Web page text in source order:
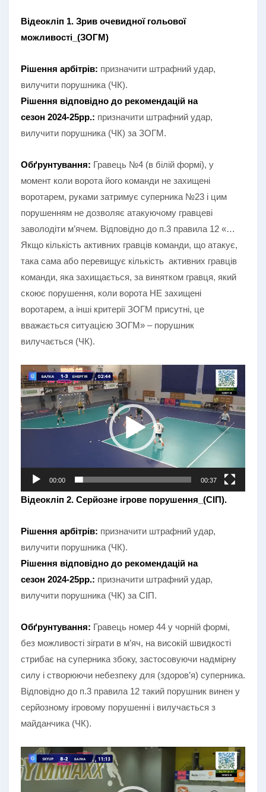
Відеокліп 1. Зрив очевидної гольової
можливості_(ЗОГМ)
Рішення арбітрів: призначити штрафний удар,
вилучити порушника (ЧК).
Рішення відповідно до рекомендацій на
сезон 2024-25рр.: призначити штрафний удар,
вилучити порушника (ЧК) за ЗОГМ.
Обґрунтування: Гравець №4 (в білій формі), у
момент коли ворота його команди не захищені
воротарем, руками затримує суперника №23 і цим
порушенням не дозволяє атакуючому гравцеві
заволодіти м’ячем. Відповідно до п.3 правила 12 «…
Якщо кількість активних гравців команди, що атакує,
така сама або перевищує кількість активних гравців
команди, яка захищається, за винятком гравця, який
скоює порушення, коли ворота НЕ захищені
воротарем, а інші критерії ЗОГМ присутні, це
вважається ситуацією ЗОГМ» – порушник
вилучається (ЧК).
Відеопрогравач
00:00 00:37
Відеокліп 2. Серйозне ігрове порушення_(СІП).
Рішення арбітрів: призначити штрафний удар,
вилучити порушника (ЧК).
Рішення відповідно до рекомендацій на
сезон 2024-25рр.: призначити штрафний удар,
вилучити порушника (ЧК) за СІП.
Обґрунтування: Гравець номер 44 у чорній формі,
без можливості зіграти в м’яч, на високій швидкості
стрибає на суперника збоку, застосовуючи надмірну
силу і створюючи небезпеку для (здоров’я) суперника.
Відповідно до п.3 правила 12 такий порушник винен у
серйозному ігровому порушенні і вилучається з
майданчика (ЧК).
Відеопрогравач